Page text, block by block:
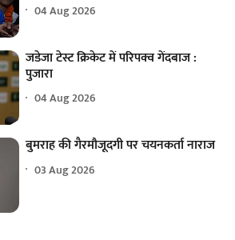
04 Aug 2026
जडेजा टेस्ट क्रिकेट में परिपक्व गेंदबाज :
पुजारा
04 Aug 2026
बुमराह की गैरमौजूदगी पर चयनकर्ता नाराज
03 Aug 2026